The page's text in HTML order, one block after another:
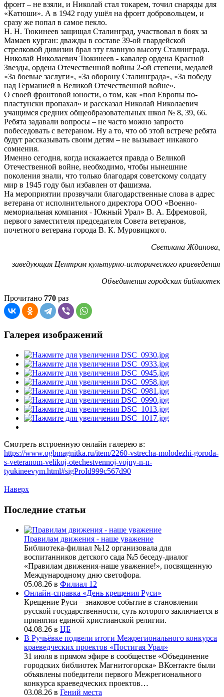
фронт – не взяли, и Николай стал токарем, точил снаряды для
«Катюши». А в 1942 году ушёл на фронт добровольцем, и
сразу же попал в самое пекло.
Н. Н. Тюкинеев защищал Сталинград, участвовал в боях за
Мамаев курган: дважды в составе 39-ой гвардейской
стрелковой дивизии брал эту главную высоту Сталинграда.
Николай Николаевич Тюкинеев - кавалер ордена Красной
Звезды, ордена Отечественной войны 2-ой степени, медалей
«За боевые заслуги», «За оборону Сталинграда», «За победу
над Германией в Великой Отечественной войне».
О своей фронтовой юности, о том, как «пол Европы по-
пластунски пропахал» и рассказал Николай Николаевич
учащимся средних общеобразовательных школ № 8, 39, 66.
Ребята задавали вопросы – не часто можно запросто
побеседовать с ветераном. Ну а то, что об этой встрече ребята
будут рассказывать своим детям – не вызывает никакого
сомнения.
Именно сегодня, когда искажается правда о Великой
Отечественной войне, необходимо, чтобы нынешние
поколения знали, что только благодаря советскому солдату
мир в 1945 году был избавлен от фашизма.
На мероприятии прозвучали благодарственные слова в адрес
ветерана от исполнительного директора ООО «Военно-
мемориальная компания - Южный Урал» В. А. Ефремовой,
первого заместителя председателя Совета ветеранов,
почетного ветерана города В. К. Муровицкого.
Светлана Жданова,
заведующая Центром культурно-исторического краеведения
Объединения городских библиотек
Прочитано 770 раз
Галерея изображений
Смотреть встроенную онлайн галерею в:
https://www.ogbmagnitka.ru/item/2260-vstrecha-molodezhi-goroda-
s-veteranom-velikoj-otechestvennoj-vojny-n-n-
tyukineevym.html#sigProId999c567d90
Наверх
Последние статьи
Правилам движения - наше уважение
Библиотека-филиал №12 организовала для
воспитанников детского сада №5 беседу-диалог
«Правилам движения-наше уважение!», посвященную
Международному дню светофора.
05.08.26 в Филиал 12
Онлайн-справка «День крещения Руси»
Крещение Руси – знаковое событие в становлении
русской государственности, суть которого заключается в
принятии единой христианской религии.
04.08.26 в ЦБ
В Ручьёвке подвели итоги Межрегионального конкурса
краеведческих проектов «Постигая Урал»
31 июля в прямом эфире в сообществе «Объединение
городских библиотек Магнитогорска» ВКонтакте были
объявлены победители первого Межрегионального
конкурса краеведческих проектов…
03.08.26 в Гений места